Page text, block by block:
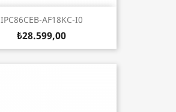
IPC86CEB-AF18KC-I0
₺28.599,00